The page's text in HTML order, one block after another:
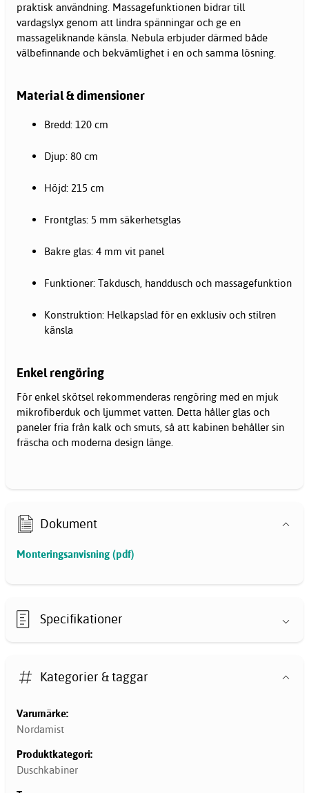
praktisk användning. Massagefunktionen bidrar till
vardagslyx genom att lindra spänningar och ge en
massageliknande känsla. Nebula erbjuder därmed både
välbefinnande och bekvämlighet i en och samma lösning.
Material & dimensioner
Bredd: 120 cm
Djup: 80 cm
Höjd: 215 cm
Frontglas: 5 mm säkerhetsglas
Bakre glas: 4 mm vit panel
Funktioner: Takdusch, handdusch och massagefunktion
Konstruktion: Helkapslad för en exklusiv och stilren
känsla
Enkel rengöring
För enkel skötsel rekommenderas rengöring med en mjuk
mikrofiberduk och ljummet vatten. Detta håller glas och
paneler fria från kalk och smuts, så att kabinen behåller sin
fräscha och moderna design länge.
Dokument
Monteringsanvisning (pdf)
Specifikationer
Kategorier & taggar
Varumärke:
Nordamist
Produktkategori:
Duschkabiner